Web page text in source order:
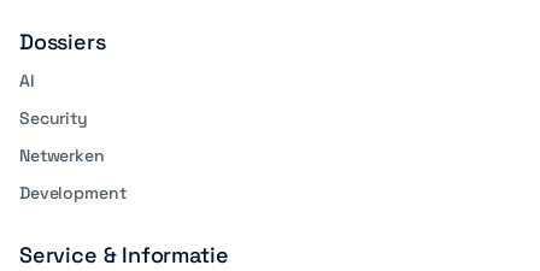
Dossiers
AI
Security
Netwerken
Development
Service & Informatie